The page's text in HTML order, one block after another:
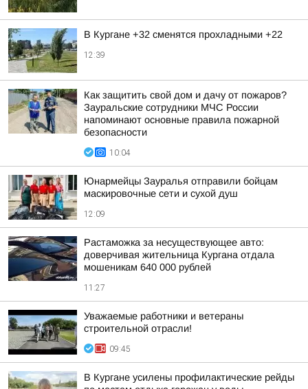
В Кургане +32 сменятся прохладными +22
12:39
Как защитить свой дом и дачу от пожаров?
Зауральские сотрудники МЧС России
напоминают основные правила пожарной
безопасности
10:04
Юнармейцы Зауралья отправили бойцам
маскировочные сети и сухой душ
12:09
Растаможка за несуществующее авто:
доверчивая жительница Кургана отдала
мошеникам 640 000 рублей
11:27
Уважаемые работники и ветераны
строительной отрасли!
09:45
В Кургане усилены профилактические рейды